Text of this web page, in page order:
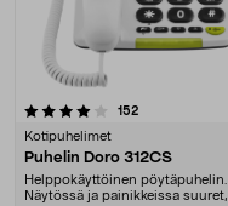
152arvostelut
Kotipuhelimet
Puhelin Doro 312CS
Helppokäyttöinen pöytäpuhelin.
Näytössä ja painikkeissa suuret,
4.0 viidestä tähdestä